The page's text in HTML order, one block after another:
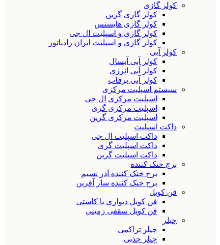
کولر گازی
کولر گازی گرین
کولر گازی هایسنس
کولر گازی و اسپلیت ال جی
کولر گازی و اسپلیت ایران رادیاتور
کولر آبی
کولر آبی آبسال
کولر آبی انرژی
کولر آبی برفاب
سیستم اسپلیت مرکزی
اسپلیت مرکزی ال جی
اسپلیت مرکزی گری
اسپلیت مرکزی گرین
داکت اسپلیت
داکت اسپلیت ال جی
داکت اسپلیت گری
داکت اسپلیت گرین
برج خنک کننده
برج خنک کننده آذر نسیم
برج خنک کننده سار آفرین
فن کویل
فن کویل دیواری یا کاستی
فن کویل سقفی زمینی
چیلر
چیلر تراکمی
چیلر جذبی